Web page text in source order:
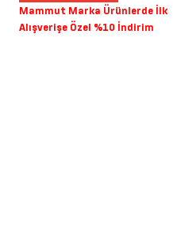
Mammut Marka Ürünlerde İlk
Alışverişe Özel %10 İndirim